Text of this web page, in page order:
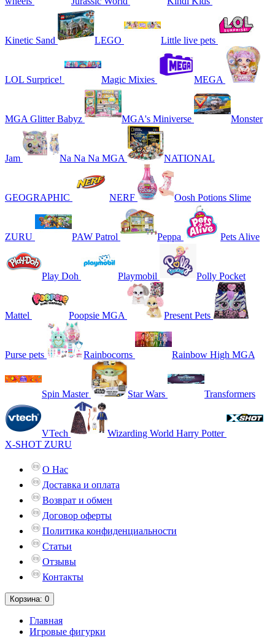
Kinetic Sand LEGO Little live pets
LOL Surprice! Magic Mixies MEGA
MGA Glitter Babyz MGA's Miniverse Monster
Jam Na Na Na MGA NATIONAL
GEOGRAPHIC NERF Oosh Potions Slime
ZURU PAW Patrol Peppa Pets Alive
Play Doh Playmobil Polly Pocket
Mattel Poopsie MGA Present Pets
Purse pets Rainbocorns Rainbow High MGA
Spin Master Star Wars Transformers
VTech
Wizarding World Harry Potter
X-SHOT ZURU
О Нас
Доставка и оплата
Возврат и обмен
Договор оферты
Политика конфиденциальности
Статьи
Отзывы
Контакты
Корзина: 0
Главная
Игровые фигурки